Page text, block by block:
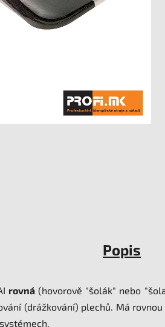
Popis
rovná (hovorově "šolák" nebo
(drážkování) plechů. Má